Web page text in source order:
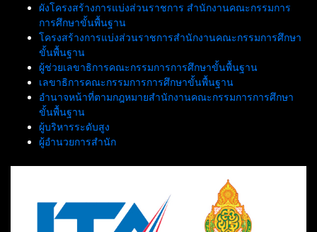
ผังโครงสร้างการแบ่งส่วนราชการ สำนักงานคณะกรรมการ
การศึกษาขั้นพื้นฐาน
โครงสร้างการแบ่งส่วนราชการสำนักงานคณะกรรมการศึกษา
ขั้นพื้นฐาน
ผู้ช่วยเลขาธิการคณะกรรมการการศึกษาขั้นพื้นฐาน
เลขาธิการคณะกรรมการการศึกษาขั้นพื้นฐาน
อำนาจหน้าที่ตามกฎหมายสำนักงานคณะกรรมการการศึกษา
ขั้นพื้นฐาน
ผู้บริหารระดับสูง
ผู้อำนวยการสำนัก